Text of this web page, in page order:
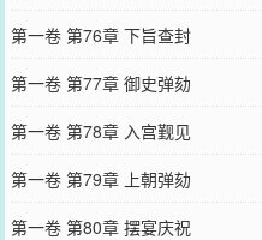
第一卷 第76章 下旨查封
第一卷 第77章 御史弹劾
第一卷 第78章 入宫觐见
第一卷 第79章 上朝弹劾
第一卷 第80章 摆宴庆祝